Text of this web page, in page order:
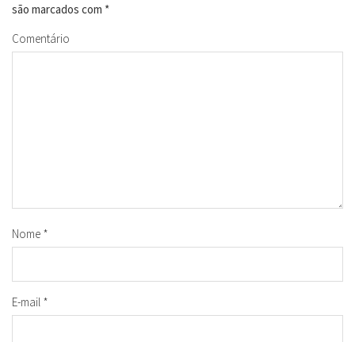
são marcados com *
Comentário
Nome *
E-mail *